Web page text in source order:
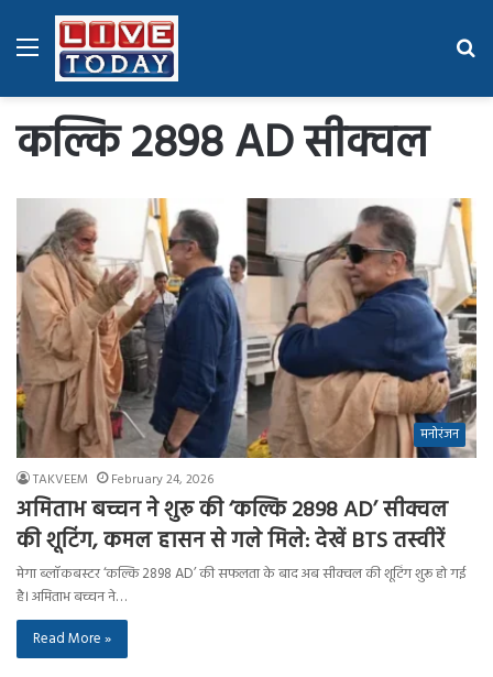
Menu
कल्कि 2898 AD सीक्वल
मनोरंजन
TAKVEEM February 24, 2026
अमिताभ बच्चन ने शुरू की ‘कल्कि 2898 AD’ सीक्वल
की शूटिंग, कमल हासन से गले मिले: देखें BTS तस्वीरें
मेगा ब्लॉकबस्टर ‘कल्कि 2898 AD’ की सफलता के बाद अब सीक्वल की शूटिंग शुरू हो गई
है। अमिताभ बच्चन ने…
Read More »